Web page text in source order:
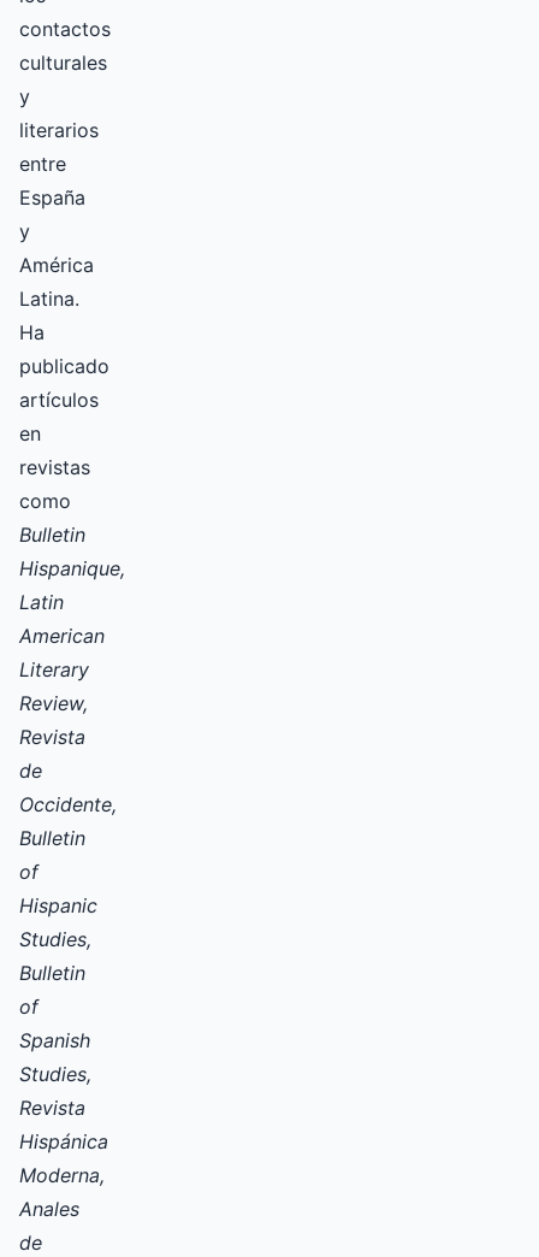
contactos
culturales
y
literarios
entre
España
y
América
Latina.
Ha
publicado
artículos
en
revistas
como
Bulletin
Hispanique,
Latin
American
Literary
Review,
Revista
de
Occidente,
Bulletin
of
Hispanic
Studies,
Bulletin
of
Spanish
Studies,
Revista
Hispánica
Moderna,
Anales
de